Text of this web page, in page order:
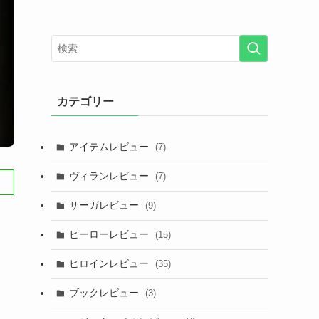
カテゴリー
アイテムレビュー (7)
ヴィランレビュー (7)
サーガレビュー (9)
ヒーローレビュー (15)
ヒロインレビュー (35)
ブックレビュー (3)